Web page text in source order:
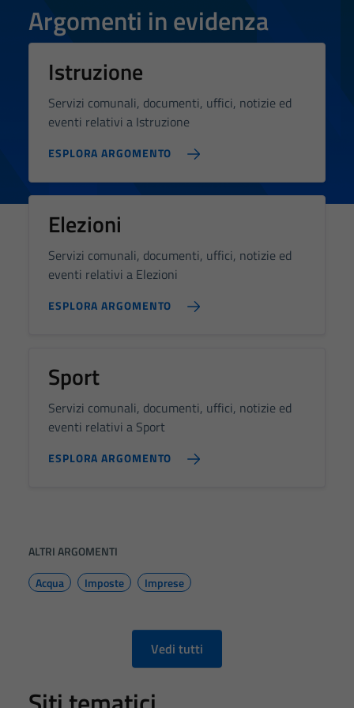
Argomenti in evidenza
Istruzione
Servizi comunali, documenti, uffici, notizie ed
eventi relativi a Istruzione
ESPLORA ARGOMENTO
Elezioni
Servizi comunali, documenti, uffici, notizie ed
eventi relativi a Elezioni
ESPLORA ARGOMENTO
Sport
Servizi comunali, documenti, uffici, notizie ed
eventi relativi a Sport
ESPLORA ARGOMENTO
ALTRI ARGOMENTI
Acqua
Imposte Imprese
Vedi tutti